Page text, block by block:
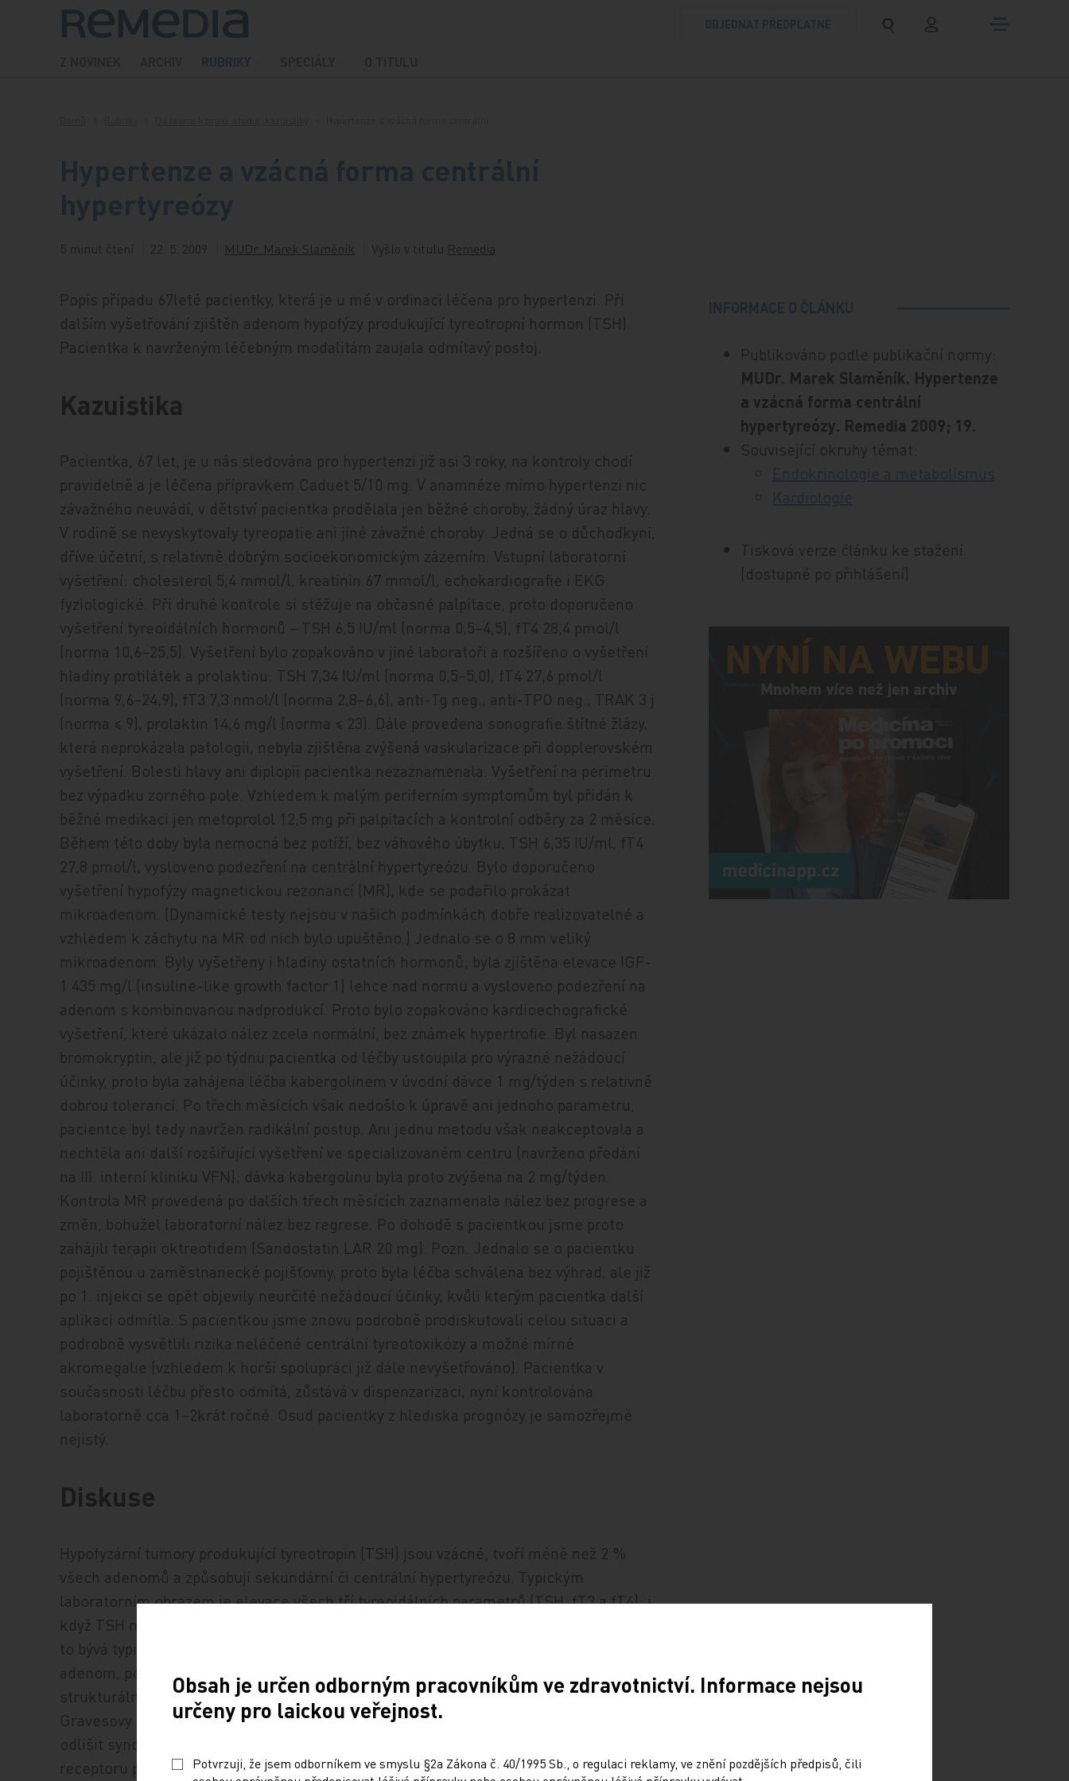
Přeskočit na obsah
5 minut čtení 22. 5. 2009 MUDr. Marek Slaměník Vyšlo v titulu Remedia
Popis případu 67leté pacientky, která je u mě v ordinaci léčena pro hypertenzi. Při
dalším vyšetřování zjištěn adenom hypofýzy produkující tyreotropní hormon (TSH).
Pacientka k navrženým léčebným modalitám zaujala odmítavý postoj.
Kazuistika
Pacientka, 67 let, je u nás sledována pro hypertenzi již asi 3 roky, na kontroly chodí
pravidelně a je léčena přípravkem Caduet 5/10 mg. V anamnéze mimo hypertenzi nic
závažného neuvádí, v dětství pacientka prodělala jen běžné choroby, žádný úraz hlavy.
V rodině se nevyskytovaly tyreopatie ani jiné závažné choroby. Jedná se o důchodkyni,
dříve účetní, s relativně dobrým socioekonomickým zázemím. Vstupní laboratorní
vyšetření: cholesterol 5,4 mmol/l, kreatinin 67 mmol/l, echokardiografie i EKG
fyziologické. Při druhé kontrole si stěžuje na občasné palpitace, proto doporučeno
vyšetření tyreoidálních hormonů – TSH 6,5 IU/ml (norma 0,5–4,5), fT4 28,4 pmol/l
(norma 10,6–25,5). Vyšetření bylo zopakováno v jiné laboratoři a rozšířeno o vyšetření
hladiny protilátek a prolaktinu: TSH 7,34 IU/ml (norma 0,5–5,0), fT4 27,6 pmol/l
(norma 9,6–24,9), fT3 7,3 nmol/l (norma 2,8–6,6), anti-Tg neg., anti-TPO neg., TRAK 3 j
(norma ≤ 9), prolaktin 14,6 mg/l (norma ≤ 23). Dále provedena sonografie štítné žlázy,
která neprokázala patologii, nebyla zjištěna zvýšená vaskularizace při dopplerovském
vyšetření. Bolesti hlavy ani diplopii pacientka nezaznamenala. Vyšetření na perimetru
bez výpadku zorného pole. Vzhledem k malým periferním symptomům byl přidán k
běžné medikaci jen metoprolol 12,5 mg při palpitacích a kontrolní odběry za 2 měsíce.
Během této doby byla nemocná bez potíží, bez váhového úbytku, TSH 6,35 IU/ml, fT4
27,8 pmol/l, vysloveno podezření na centrální hypertyreózu. Bylo doporučeno
vyšetření hypofýzy magnetickou rezonancí (MR), kde se podařilo prokázat
mikroadenom. (Dynamické testy nejsou v našich podmínkách dobře realizovatelné a
vzhledem k záchytu na MR od nich bylo upuštěno.) Jednalo se o 8 mm veliký
mikroadenom. Byly vyšetřeny i hladiny ostatních hormonů; byla zjištěna elevace IGF-
1 435 mg/l (insuline-like growth factor 1) lehce nad normu a vysloveno podezření na
adenom s kombinovanou nadprodukcí. Proto bylo zopakováno kardioechografické
vyšetření, které ukázalo nález zcela normální, bez známek hypertrofie. Byl nasazen
bromokryptin, ale již po týdnu pacientka od léčby ustoupila pro výrazné nežádoucí
účinky, proto byla zahájena léčba kabergolinem v úvodní dávce 1 mg/týden s relativně
dobrou tolerancí. Po třech měsících však nedošlo k úpravě ani jednoho parametru,
pacientce byl tedy navržen radikální postup. Ani jednu metodu však neakceptovala a
nechtěla ani další rozšiřující vyšetření ve specializovaném centru (navrženo předání
na III. interní kliniku VFN); dávka kabergolinu byla proto zvýšena na 2 mg/týden.
Kontrola MR provedená po dalších třech měsících zaznamenala nález bez progrese a
změn, bohužel laboratorní nález bez regrese. Po dohodě s pacientkou jsme proto
zahájili terapii oktreotidem (Sandostatin LAR 20 mg). Pozn. Jednalo se o pacientku
pojištěnou u zaměstnanecké pojišťovny, proto byla léčba schválena bez výhrad, ale již
po 1. injekci se opět objevily neurčité nežádoucí účinky, kvůli kterým pacientka další
aplikaci odmítla. S pacientkou jsme znovu podrobně prodiskutovali celou situaci a
podrobně vysvětlili rizika neléčené centrální tyreotoxikózy a možné mírné
akromegalie (vzhledem k horší spolupráci již dále nevyšetřováno). Pacientka v
současnosti léčbu přesto odmítá, zůstává v dispenzarizaci, nyní kontrolována
laboratorně cca 1–2krát ročně. Osud pacientky z hlediska prognózy je samozřejmě
nejistý.
Diskuse
Hypofyzární tumory produkující tyreotropin (TSH) jsou vzácné, tvoří méně než 2 %
všech adenomů a způsobují sekundární či centrální hypertyreózu. Typickým
laboratorním obrazem je elevace všech tří tyreoidálních parametrů (TSH, fT3 a fT4); i
když TSH může být v normálním rozsahu, nikdy není suprimované pod 0,5 IU/ml, jak
to bývá typicky u neléčené tyreotoxikózy jiné etiologie (Gravesova choroba, toxický
adenom, polynodózní struma apod.). Rovněž štítná žláza obvykle bývá bez
strukturálních změn, nenacházíme zde typický ultrasonografický nález jako u
Gravesovy choroby (hypoechogenní štítná žláza se zvýšenou vaskularizací). Je nutno
odlišit syndrom rezistence na tyreoidální hormony, který je způsoben mutací b-
receptoru pro tyreoidální hormony v hypofýze (bližší popis tohoto stavu přesahuje
Publikováno podle publikační normy:
MUDr. Marek Slaměník. Hypertenze
a vzácná forma centrální
hypertyreózy. Remedia 2009; 19.
Související okruhy témat:
Tisková verze článku ke stažení
(dostupné po přihlášení)
Obsah je určen odborným pracovníkům ve zdravotnictví. Informace nejsou
určeny pro laickou veřejnost.
Potvrzuji, že jsem odborníkem ve smyslu §2a Zákona č. 40/1995 Sb., o regulaci reklamy, ve znění pozdějších předpisů, čili